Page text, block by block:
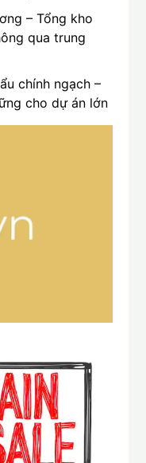
– Tổng kho
qua trung
chính ngạch –
cho dự án lớn